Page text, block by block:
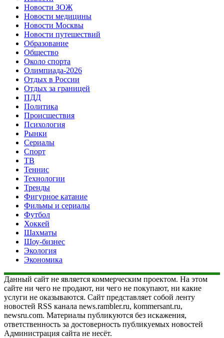
Новости ЗОЖ
Новости медицины
Новости Москвы
Новости путешествий
Образование
Общество
Около спорта
Олимпиада-2026
Отдых в России
Отдых за границей
ПДД
Политика
Происшествия
Психология
Рынки
Сериалы
Спорт
ТВ
Теннис
Технологии
Тренды
Фигурное катание
Фильмы и сериалы
Футбол
Хоккей
Шахматы
Шоу-бизнес
Экология
Экономика
Данный сайт не является коммерческим проектом. На этом
сайте ни чего не продают, ни чего не покупают, ни какие
услуги не оказываются. Сайт представляет собой ленту
новостей RSS канала news.rambler.ru, kommersant.ru,
newsru.com. Материалы публикуются без искажения,
ответственность за достоверность публикуемых новостей
Администрация сайта не несёт.